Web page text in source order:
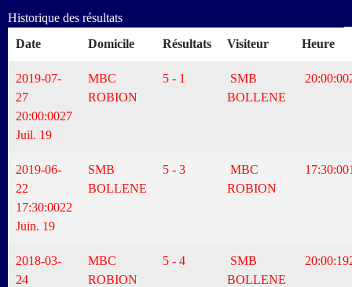
Historique des résultats
Date
Domicile Résultats Visiteur Heure
2019-07-
27
20:00:0027
Juil. 19
MBC
ROBION
5 - 1
SMB
BOLLENE
20:00:00
2019-06-
22
17:30:0022
Juin. 19
SMB
BOLLENE
5 - 3
MBC
ROBION
17:30:00
2018-03-
24
MBC
ROBION
5 - 4
SMB
BOLLENE
20:00:19